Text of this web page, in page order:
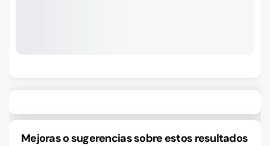
Mejoras o sugerencias sobre estos resultados